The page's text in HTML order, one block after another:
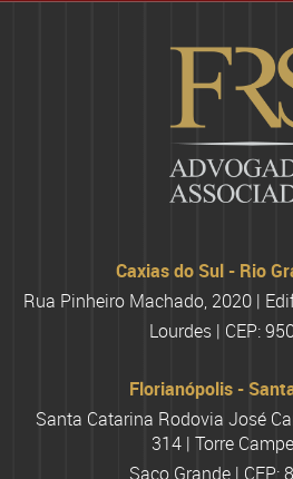
Caxias do Sul - Rio
Rua Pinheiro Machado, 2020 |
Lourdes | CEP:
Florianópolis -
Santa Catarina Rodovia José
314 | Torre
Saco Grande | CEP: